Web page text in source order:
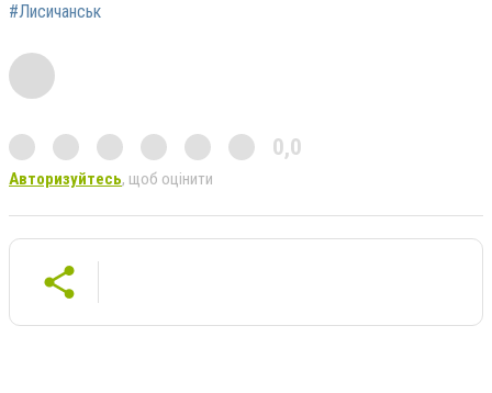
#Лисичанськ
0,0
Авторизуйтесь, щоб оцінити